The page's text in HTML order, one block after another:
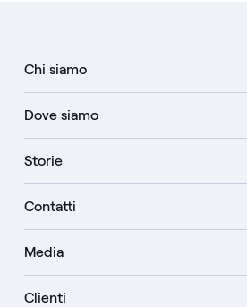
Chi siamo
Dove siamo
Storie
Contatti
Media
Clienti